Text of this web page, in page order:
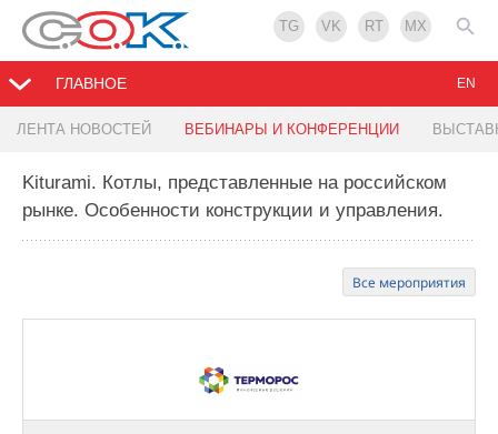
TG VK RT MX
ГЛАВНОЕ
ЛЕНТА НОВОСТЕЙ ВЕБИНАРЫ И КОНФЕРЕНЦИИ
EN
Kiturami. Котлы, представленные на российском
рынке. Особенности конструкции и управления.
Все мероприятия